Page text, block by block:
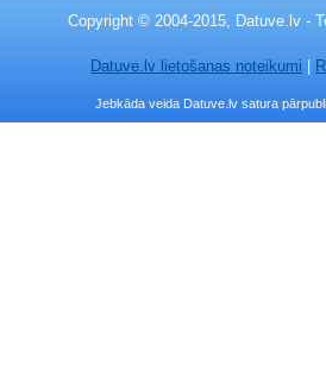
Copyright © 2004-2015, Datuve.lv -
Datuve.lv lietošanas noteikumi
Jebkāda veida Datuve.lv satura